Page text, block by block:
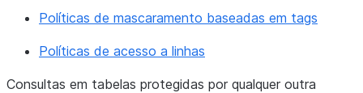
Políticas de mascaramento baseadas em tags
Políticas de acesso a linhas
Consultas em tabelas protegidas por qualquer outra